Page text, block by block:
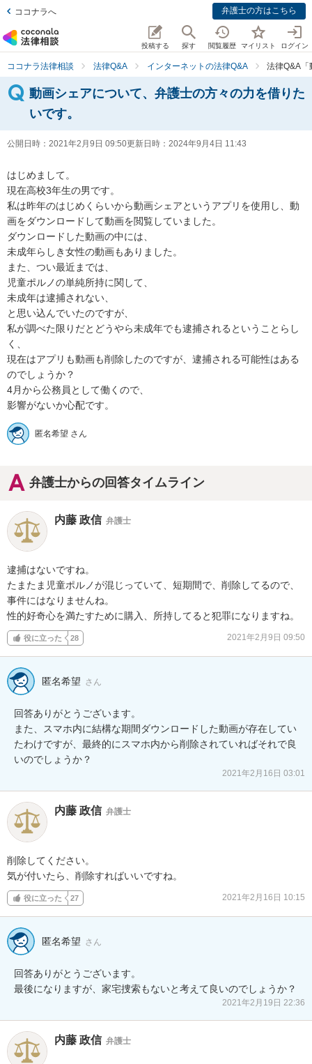
ココナラへ 弁護士の方はこちら
投稿する 探す 閲覧履歴 マイリスト ログイン
ココナラ法律相談 法律Q&A インターネットの法律Q&A 法律Q&A
動画シェアについて、弁護士の方々の力を借りた
いです。
公開日時： 2021年2月9日 09:50更新日時： 2024年9月4日 11:43
はじめまして。
現在高校3年生の男です。
私は昨年のはじめくらいから動画シェアというアプリを使用し、動
画をダウンロードして動画を閲覧していました。
ダウンロードした動画の中には、
未成年らしき女性の動画もありました。
また、つい最近までは、
児童ポルノの単純所持に関して、
未成年は逮捕されない、
と思い込んでいたのですが、
私が調べた限りだとどうやら未成年でも逮捕されるということらし
く、
現在はアプリも動画も削除したのですが、逮捕される可能性はある
のでしょうか？
4月から公務員として働くので、
影響がないか心配です。
匿名希望 さん
弁護士からの回答タイムライン
内藤 政信 弁護士
逮捕はないですね。
たまたま児童ポルノが混じっていて、短期間で、削除してるので、
事件にはなりませんね。
性的好奇心を満たすために購入、所持してると犯罪になりますね。
役に立った 28 2021年2月9日 09:50
匿名希望 さん
回答ありがとうございます。
また、スマホ内に結構な期間ダウンロードした動画が存在してい
たわけですが、最終的にスマホ内から削除されていればそれで良
いのでしょうか？
2021年2月16日 03:01
内藤 政信 弁護士
削除してください。
気が付いたら、削除すればいいですね。
役に立った 27 2021年2月16日 10:15
匿名希望 さん
回答ありがとうございます。
最後になりますが、家宅捜索もないと考えて良いのでしょうか？
2021年2月19日 22:36
内藤 政信 弁護士